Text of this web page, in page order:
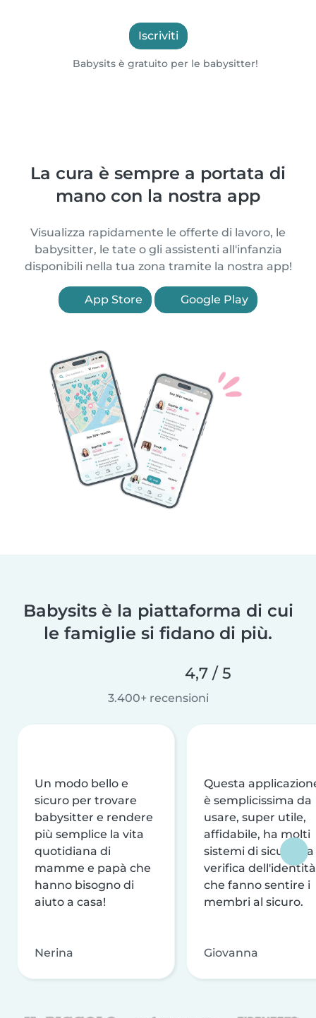
Iscriviti
Babysits è gratuito per le babysitter!
La cura è sempre a portata di
mano con la nostra app
Visualizza rapidamente le offerte di lavoro, le
babysitter, le tate o gli assistenti all'infanzia
disponibili nella tua zona tramite la nostra app!
App Store Google Play
Babysits è la piattaforma di cui
le famiglie si fidano di più.
4,7 / 5
3.400+ recensioni
Un modo bello e
sicuro per trovare
babysitter e rendere
più semplice la vita
quotidiana di
mamme e papà che
hanno bisogno di
aiuto a casa!
Nerina
Questa
è semplicissima da
usare, super utile,
affidabile, ha molti
sistemi di sicurezza
verifica dell'identità
che fanno sentire i
membri al sicuro.
Giovanna